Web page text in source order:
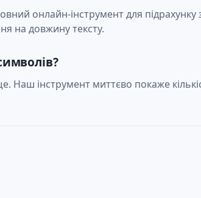
онлайн-інструмент для підрахунку
на довжину тексту.
Наш інструмент миттєво покаже